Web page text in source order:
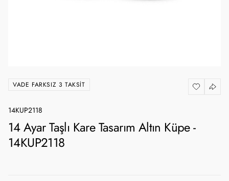
VADE FARKSIZ 3 TAKSIT
14KUP2118
14 Ayar Taşlı Kare Tasarım Altın Küpe -
14KUP2118